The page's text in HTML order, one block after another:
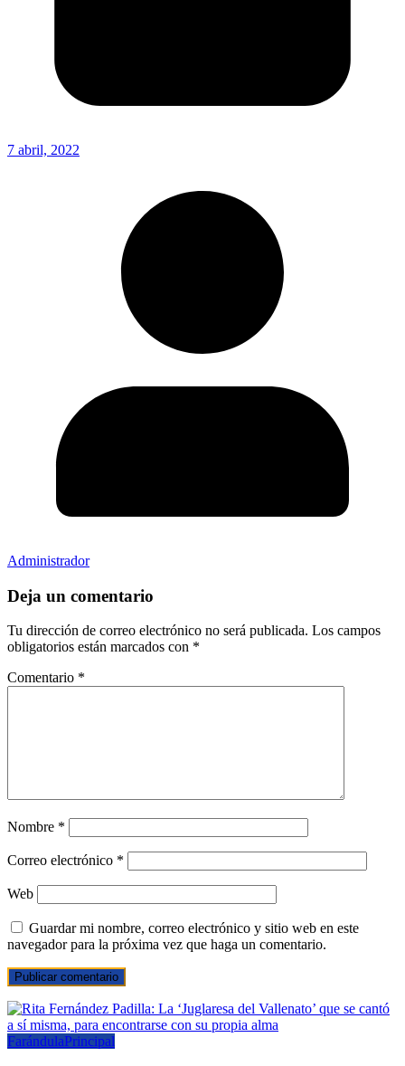
7 abril, 2022
Administrador
Deja un comentario
Tu dirección de correo electrónico no será publicada. Los campos
obligatorios están marcados con *
Comentario *
Nombre *
Correo electrónico *
Web
Guardar mi nombre, correo electrónico y sitio web en este
navegador para la próxima vez que haga un comentario.
FarándulaPrincipal